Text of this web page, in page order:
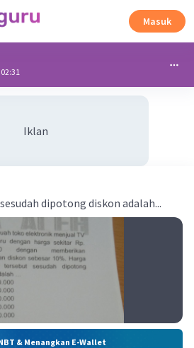
Masuk
Iklan
dipotong diskon adalah...
& Menangkan E-Wallet